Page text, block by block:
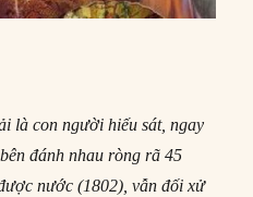
là con người hiếu sát, ngay
đánh nhau ròng rã 45
nước (1802), vẫn đối xử